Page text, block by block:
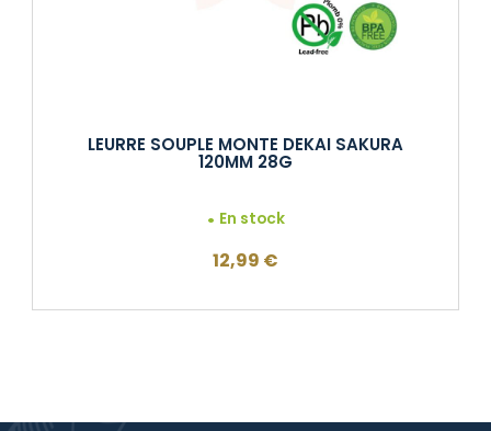
LEURRE SOUPLE MONTE DEKAI SAKURA
120MM 28G
En stock
12,99 €